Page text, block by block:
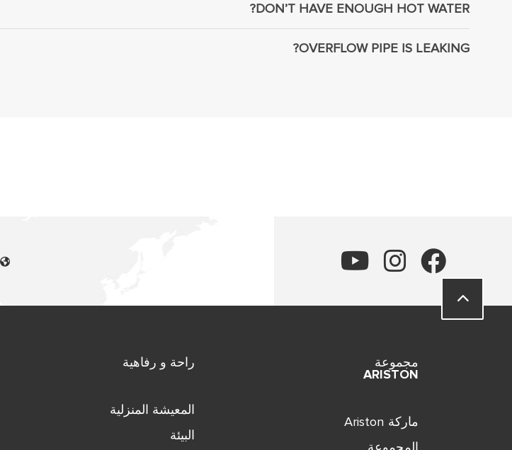
DON’T HAVE ENOUGH HOT WATER?
OVERFLOW PIPE IS LEAKING?
مجموعة
ARISTON
ماركة Ariston
راحة و رفاهية
المعيشة المنزلية
البيئة